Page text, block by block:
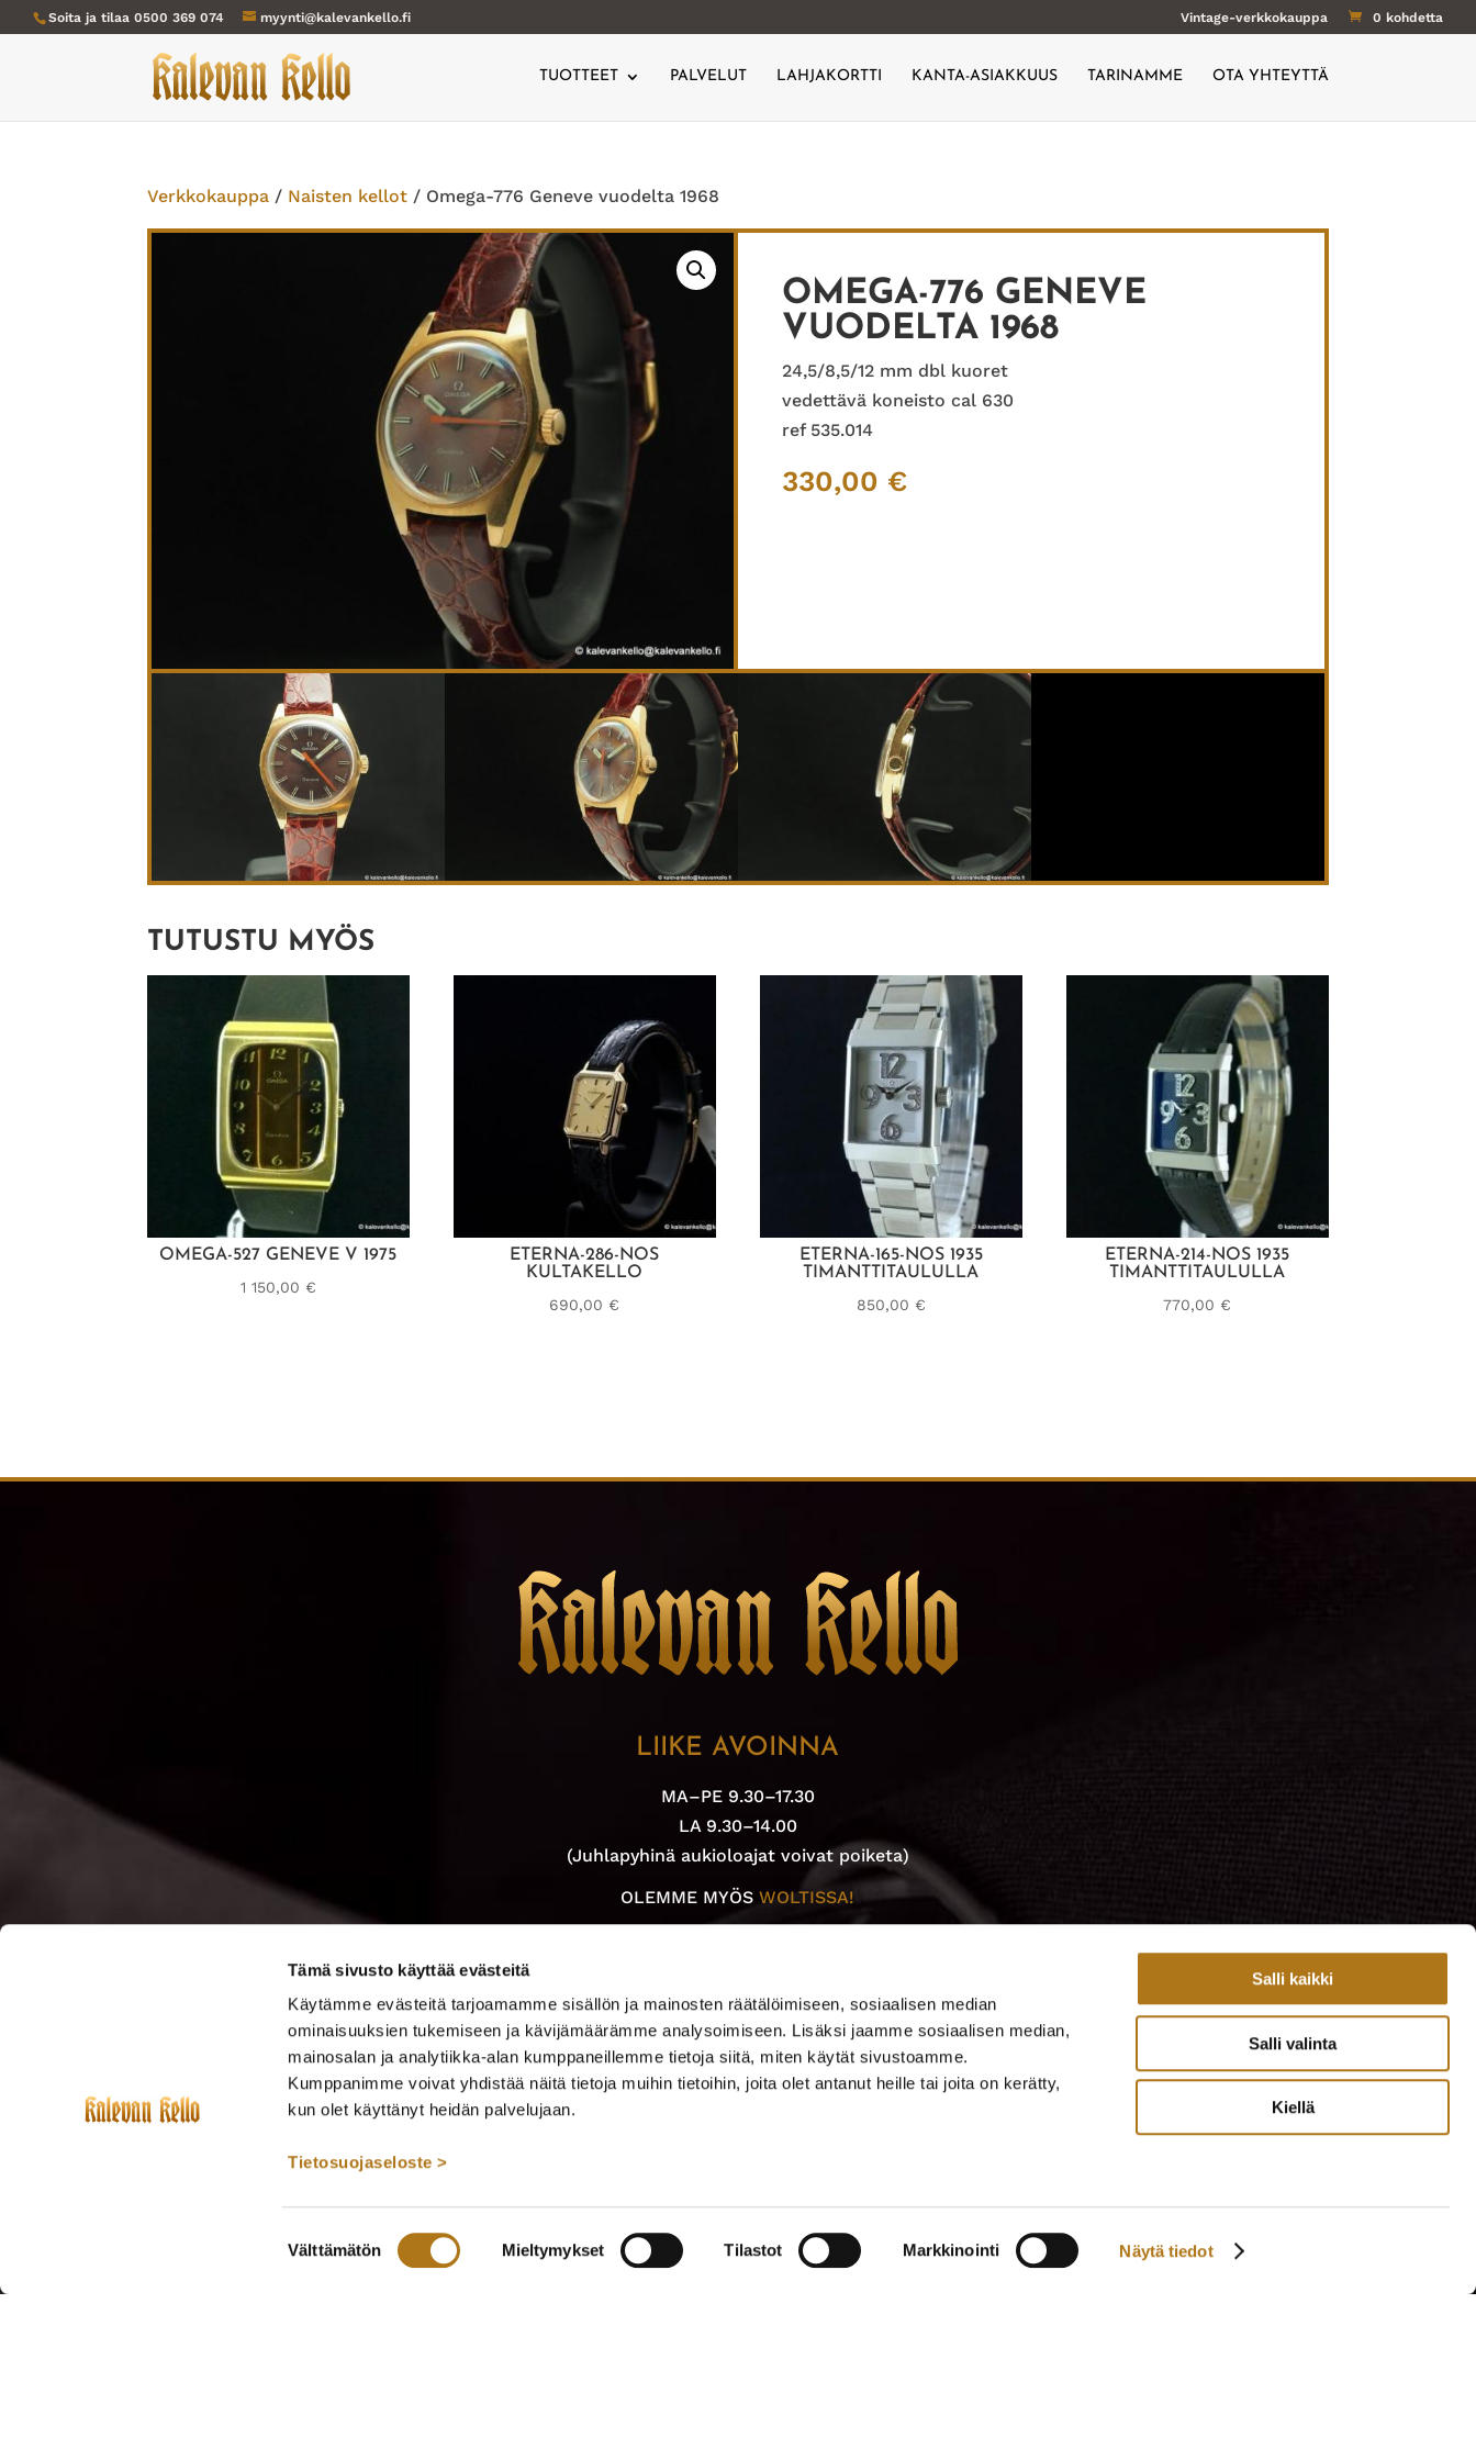
Tämä sivusto käyttää evästeitä
Käytämme evästeitä tarjoamamme sisällön ja mainosten räätälöimiseen, sosiaalisen median
ominaisuuksien tukemiseen ja kävijämäärämme analysoimiseen. Lisäksi jaamme sosiaalisen median,
mainosalan ja analytiikka-alan kumppaneillemme tietoja siitä, miten käytät sivustoamme.
Kumppanimme voivat yhdistää näitä tietoja muihin tietoihin, joita olet antanut heille tai joita on kerätty,
kun olet käyttänyt heidän palvelujaan.
Tietosuojaseloste >
valinta
Välttämätön Mieltymykset Tilastot Markkinointi Näytä tiedot
Salli kaikki
Salli valinta
Kiellä
Soita ja tilaa 0500 369 074 myynti@kalevankello.fi Vintage-verkkokauppa 0 kohdetta
TUOTTEET PALVELUT LAHJAKORTTI KANTA-ASIAKKUUS TARINAMME OTA YHTEYTTÄ
Verkkokauppa / Naisten kellot / Omega-776 Geneve vuodelta 1968
OMEGA-776 GENEVE
VUODELTA 1968
24,5/8,5/12 mm dbl kuoret
vedettävä koneisto cal 630
ref 535.014
330,00 €
TUTUSTU MYÖS
OMEGA-527 GENEVE V 1975
1 150,00 €
ETERNA-286-NOS
KULTAKELLO
690,00 €
ETERNA-165-NOS 1935
TIMANTTITAULULLA
850,00 €
ETERNA-214-NOS 1935
TIMANTTITAULULLA
770,00 €
LIIKE AVOINNA
MA–PE 9.30–17.30
LA 9.30–14.00
(Juhlapyhinä aukioloajat voivat poiketa)
OLEMME MYÖSWOLTISSA!
0500 369 074
kalevankello@kalevankello.fi
TUOMIOKIRKONKATU 17, TAMPERE